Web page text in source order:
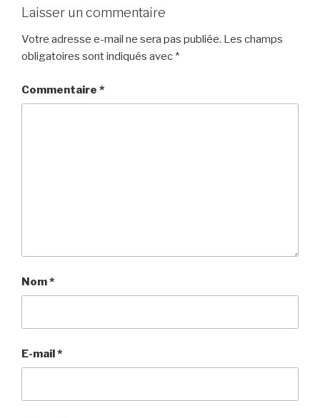
Laisser un commentaire
Votre adresse e-mail ne sera pas publiée. Les champs
obligatoires sont indiqués avec *
Commentaire *
Nom*
E-mail*